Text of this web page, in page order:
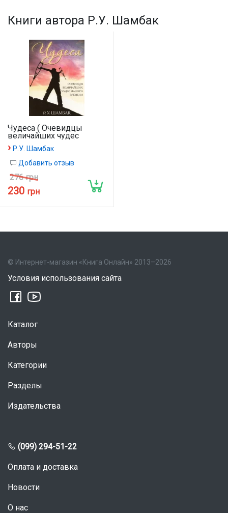
Книги автора Р.У. Шамбак
Чудеса ( Очевидцы
величайших чудес
нашего времени )
› Р.У. Шамбак
Добавить отзыв
276 грн
230 грн
© Интернет-магазин «Книга Онлайн» 2013–2026
Условия использования сайта
Каталог
Авторы
Категории
Разделы
Издательства
(099) 294-51-22
Оплата и доставка
Новости
О нас